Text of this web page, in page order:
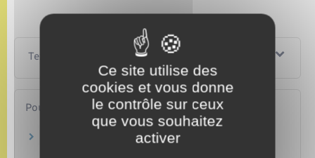
Textes de référence
Pour en savoir plus
Guide du volontaire
Ce site utilise des
cookies et vous donne
le contrôle sur ceux
que vous souhaitez
activer